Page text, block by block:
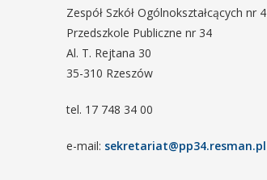
Zespół Szkół Ogólnokształcących nr 4
Przedszkole Publiczne nr 34
Al. T. Rejtana 30
35-310 Rzeszów
tel. 17 748 34 00
e-mail: sekretariat@pp34.resman.pl